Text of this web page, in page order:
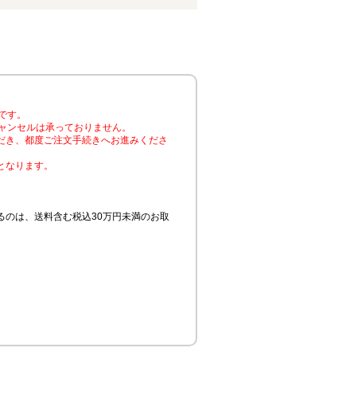
。
セルは承っておりません。
、都度ご注文手続きへお進みくださ
ります。
は、送料含む税込30万円未満のお取